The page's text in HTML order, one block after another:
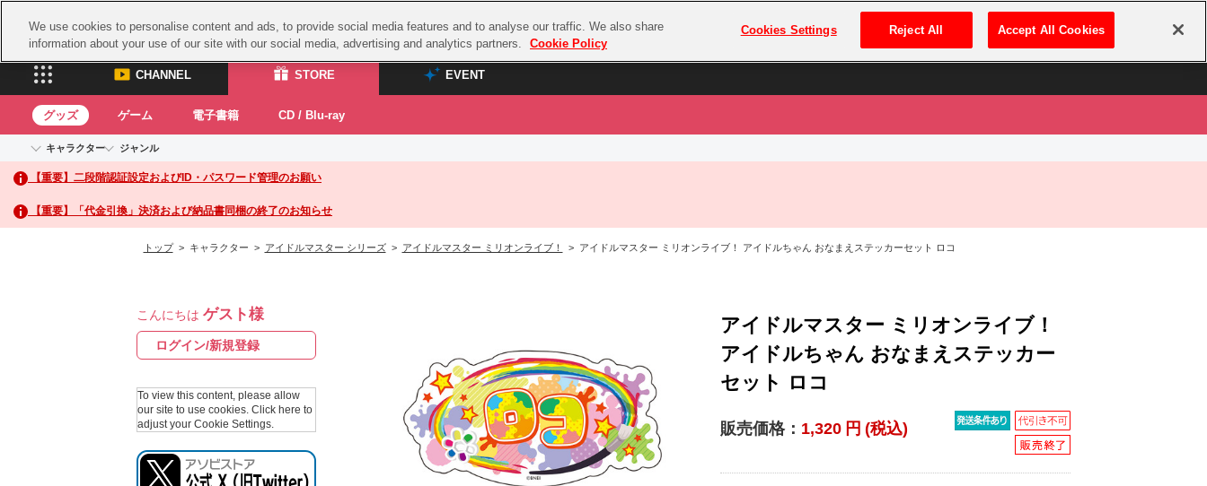
プレミアム会員とは ログイン・新規登録
CHANNEL STORE EVENT
CHANNEL
ASOBI CHANNEL TOP
STORE
ASOBI STORE TOP
グッズ
EVENT
ASOBI STAGE
グッズ ゲーム 電子書籍 CD / Blu-ray
キャラクター
アイドルマスターシリーズ
アイドルマスター
アイドルマスター シンデレラガールズ
アイドルマスター ミリオンライブ！
プロジェクトアイマス ヴイアライヴ
テイルズ オブ シリーズ
ドラゴンボール
ラブライブ！サンシャイン‼
ラブライブ！虹ヶ咲学園スクールアイドル同好会
ジャンル
イベントグッズ
トイ・ホビー
【重要】二段階認証設定およびID・パスワード管理のお願い
【重要】「代金引換」決済および納品書同梱の終了のお知らせ
トップ> キャラクター > アイドルマスター シリーズ> アイドルマスター ミリオンライブ！ > アイドルマスター ミリオンライブ！ アイドルちゃん おなまえステッカーセット ロコ
こんにちは ゲスト様
ログイン/新規登録
To view this content, please allow
our site to use cookies. Click here to
adjust your Cookie Settings.
アイドルマスター ミリオンライブ！
アイドルちゃん おなまえステッカー
セット ロコ
販売価格： 1,320 円 (税込)
We use cookies to personalise content and ads, to provide social media features and to analyse our traffic. We also share
information about your use of our site with our social media, advertising and analytics partners.
Cookie Policy
Cookies Settings Reject All Accept All Cookies